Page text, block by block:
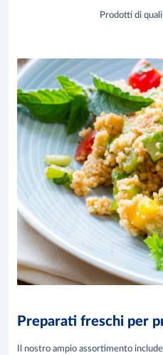
Prodotti di
Preparati freschi per
Il nostro ampio assortimento